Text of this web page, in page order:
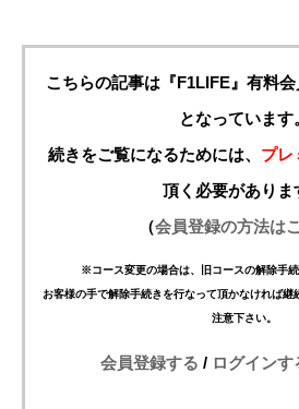
こちらの記事は『F1LIFE』有料
となっています
続きをご覧になるためには、 プレ
頂く必要がありま
（会員登録の方法は
※コース変更の場合は、旧コースの解除手続
お客様の手で解除手続きを行なって頂かなければ
注意下さい。
会員登録する / ログインす